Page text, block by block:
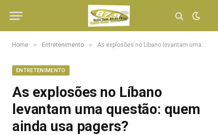
Home » Entretenimento » As explosões no Líbano levantam uma questão: quem ainda usa pagers?
ENTRETENIMENTO
As explosões no Líbano
levantam uma questão: quem
ainda usa pagers?